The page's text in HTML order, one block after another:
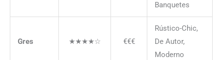
Banquetes
Gres ★★★★☆ €€€
Rústico-Chic,
De Autor,
Moderno